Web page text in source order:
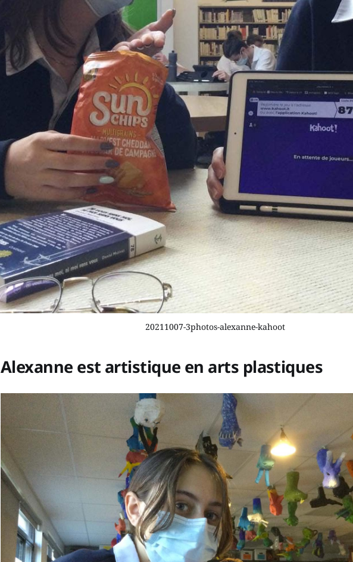
20211007-3photos-alexanne-kahoot
Alexanne est artistique en arts plastiques